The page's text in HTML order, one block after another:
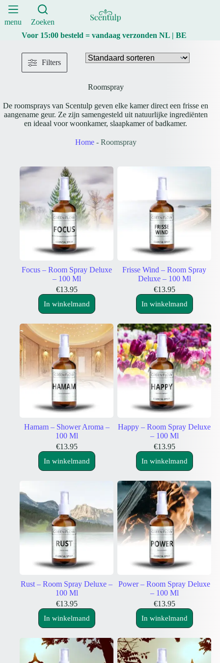
Ga
naar
demenu
Zoeken
Voor 15:00 besteld = vandaag verzonden NL | BE
Roomspray
De roomsprays van Scentulp geven elke kamer direct een frisse en
aangename geur. Ze zijn samengesteld uit natuurlijke ingrediënten
en ideaal voor woonkamer, slaapkamer of badkamer.
Home- Roomspray
Focus – Room Spray Deluxe
– 100 Ml
€13.95
In winkelmand
Frisse Wind – Room Spray
Deluxe – 100 Ml
€13.95
In winkelmand
Hamam – Shower Aroma –
100 Ml
€13.95
In winkelmand
Happy – Room Spray Deluxe
– 100 Ml
€13.95
In winkelmand
Rust – Room Spray Deluxe –
100 Ml
€13.95
In winkelmand
Power – Room Spray Deluxe
– 100 Ml
€13.95
In winkelmand
Filters